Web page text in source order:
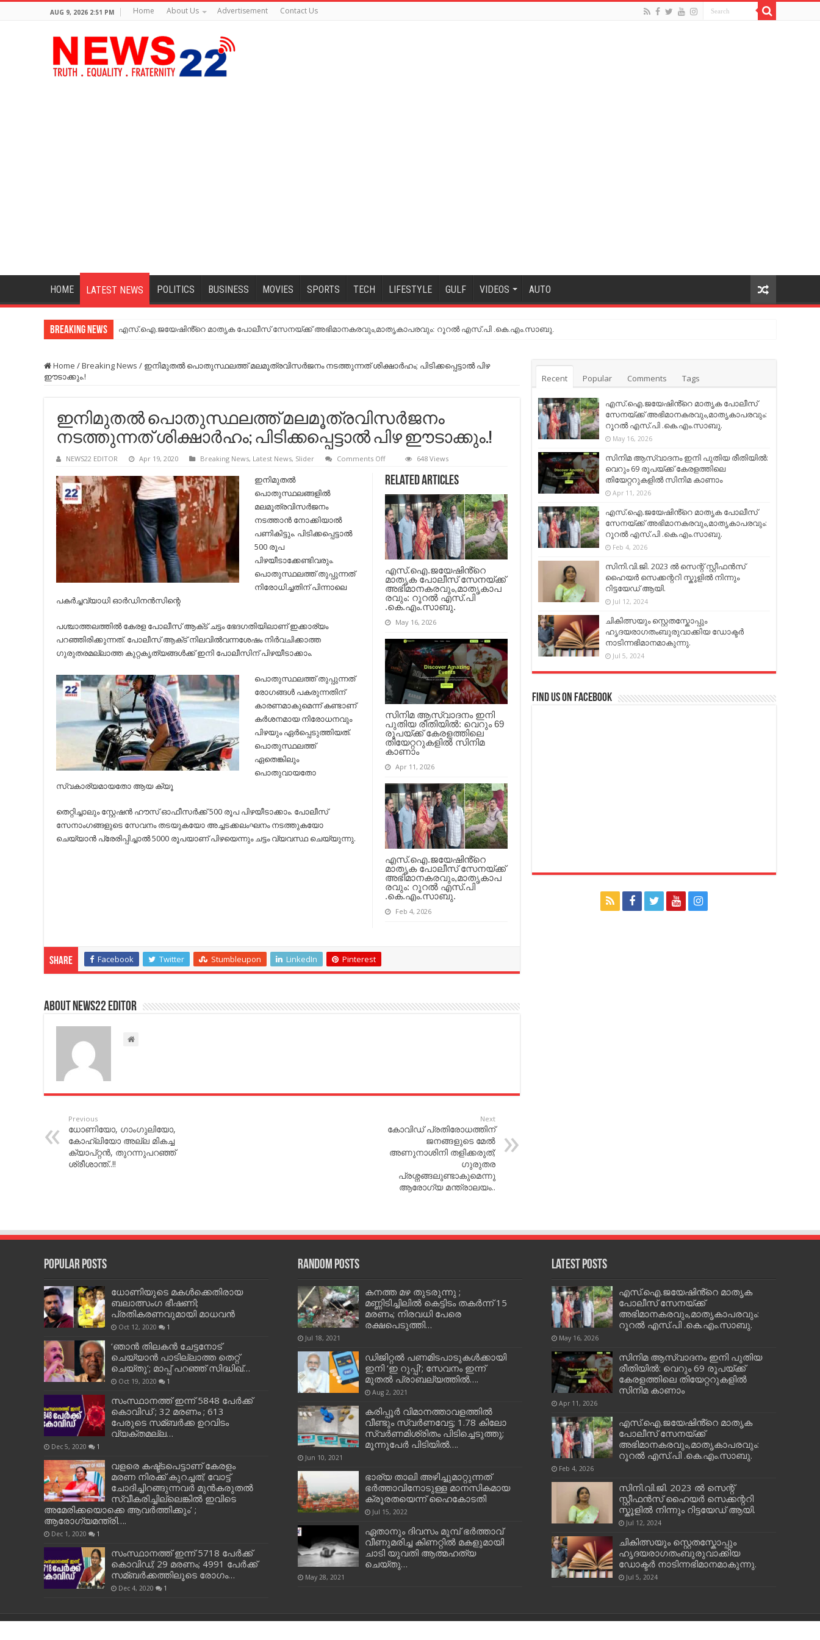
AUG 9, 2026 2:51 PM Home About Us Advertisement Contact Us
HOME LATEST NEWS POLITICS BUSINESS MOVIES SPORTS TECH LIFESTYLE GULF VIDEOS AUTO
Breaking News എസ്.ഐ.ജയേഷിൻ്റെ മാതൃക പോലീസ് സേനയ്ക്ക് അഭിമാനകരവും,മാതൃകാപരവും: റൂറൽ എസ്.പി .കെ.എം.സാബു.
Home /Breaking News / ഇനിമുതല്‍ പൊതുസ്ഥലത്ത് മലമൂത്രവിസര്‍ജനം നടത്തുന്നത് ശിക്ഷാര്‍ഹം; പിടിക്കപ്പെട്ടാല്‍ പിഴ
ഈടാക്കും.!
ഇനിമുതല്‍ പൊതുസ്ഥലത്ത് മലമൂത്രവിസര്‍ജനം
നടത്തുന്നത് ശിക്ഷാര്‍ഹം; പിടിക്കപ്പെട്ടാല്‍ പിഴ ഈടാക്കും.!
NEWS22 EDITOR Apr 19, 2020 Breaking News, Latest News, Slider Comments Offon
പൊതുസ്ഥലത്ത്
മലമൂത്രവിസര്‍ജനം
നടത്തുന്നത്
ശിക്ഷാര്‍ഹം;
പിടിക്കപ്പെട്ടാല്‍
പിഴ
ഈടാക്കും.!
648 Views
Related Articles
എസ്.ഐ.ജയേഷിൻ്റെ
മാതൃക പോലീസ് സേനയ്ക്ക്
അഭിമാനകരവും,മാതൃകാപ
രവും: റൂറൽ എസ്.പി
.കെ.എം.സാബു.
May 16, 2026
സിനിമ ആസ്വാദനം ഇനി
പുതിയ രീതിയിൽ: വെറും 69
രൂപയ്ക്ക് കേരളത്തിലെ
തിയേറ്ററുകളിൽ സിനിമ
കാണാം
Apr 11, 2026
എസ്.ഐ.ജയേഷിൻ്റെ
മാതൃക പോലീസ് സേനയ്ക്ക്
അഭിമാനകരവും,മാതൃകാപ
രവും: റൂറൽ എസ്.പി
.കെ.എം.സാബു.
Feb 4, 2026
ഇനിമുതല്‍
പൊതുസ്ഥലങ്ങളില്‍
മലമൂത്രവിസര്‍ജനം
നടത്താന്‍ നോക്കിയാല്‍
പണികിട്ടും. പിടിക്കപ്പെട്ടാല്‍
500 രൂപ
പിഴയീടാക്കേണ്ടിവരും.
പൊതുസ്ഥലത്ത് തുപ്പുന്നത്
നിരോധിച്ചതിന് പിന്നാലെ
പകര്‍ച്ചവ്യാധി ഓര്‍ഡിനന്‍സിന്റെ
പശ്ചാത്തലത്തില്‍ കേരള പോലീസ് ആക്‌ട് ചട്ടം ഭേദഗതിയിലാണ് ഇക്കാര്യം
പറഞ്ഞിരിക്കുന്നത്. പോലീസ് ആക്‌ട് നിലവില്‍വന്നശേഷം നിര്‍വചിക്കാത്ത
ഗുരുതരമല്ലാത്ത കുറ്റകൃത്യങ്ങള്‍ക്ക് ഇനി പോലീസിന് പിഴയീടാക്കാം.
പൊതുസ്ഥലത്ത് തുപ്പുന്നത്
രോഗങ്ങള്‍ പകരുന്നതിന്
കാരണമാകുമെന്ന് കണ്ടാണ്
കര്‍ശനമായ നിരോധനവും
പിഴയും ഏര്‍പ്പെടുത്തിയത്.
പൊതുസ്ഥലത്ത്
ഏതെങ്കിലും
പൊതുവായതോ
സ്വകാര്യമായതോ ആയ ക്യൂ
തെറ്റിച്ചാലും സ്റ്റേഷന്‍ ഹൗസ് ഓഫീസര്‍ക്ക് 500 രൂപ പിഴയീടാക്കാം. പോലീസ്
സേനാംഗങ്ങളുടെ സേവനം തടയുകയോ അച്ചടക്കലംഘനം നടത്തുകയോ
ചെയ്യാന്‍ പ്രേരിപ്പിച്ചാല്‍ 5000 രൂപയാണ് പിഴയെന്നും ചട്ടം വ്യവസ്ഥ ചെയ്യുന്നു.
Share Facebook Twitter Stumbleupon LinkedIn Pinterest
About NEWS22 EDITOR
Previous
ധോണിയോ, ഗാംഗുലിയോ,
കോഹ്‌ലിയോ അല്ല മികച്ച
ക്യാപ്റ്റന്‍, തുറന്നുപറഞ്ഞ്
ശ്രീശാന്ത്..!!
Next
കോവിഡ് പ്രതിരോധത്തിന്
ജനങ്ങളുടെ മേല്‍
അണുനാശിനി തളിക്കരുത്;
ഗുരുതര
പ്രശ്നങ്ങലുണ്ടാകുമെന്നു
ആരോഗ്യ മന്ത്രാലയം..
Recent Popular Comments Tags
എസ്.ഐ.ജയേഷിൻ്റെ മാതൃക പോലീസ്
സേനയ്ക്ക് അഭിമാനകരവും,മാതൃകാപരവും:
റൂറൽ എസ്.പി .കെ.എം.സാബു.
May 16, 2026
സിനിമ ആസ്വാദനം ഇനി പുതിയ രീതിയിൽ:
വെറും 69 രൂപയ്ക്ക് കേരളത്തിലെ
തിയേറ്ററുകളിൽ സിനിമ കാണാം
Apr 11, 2026
എസ്.ഐ.ജയേഷിൻ്റെ മാതൃക പോലീസ്
സേനയ്ക്ക് അഭിമാനകരവും,മാതൃകാപരവും:
റൂറൽ എസ്.പി .കെ.എം.സാബു.
Feb 4, 2026
സിനി.വി.ജി. 2023 ൽ സെന്റ് സ്റ്റീഫൻസ്
ഹൈയർ സെക്കന്ററി സ്കൂളിൽ നിന്നും
റിട്ടയേഡ് ആയി.
Jul 12, 2024
ചികിത്സയും സ്റ്റെതസ്കോപ്പും
ഹൃദയരാഗതംബുരുവാക്കിയ ഡോക്ടർ
നാടിന്നഭിമാനമാകുന്നു.
Jul 5, 2024
Find us on Facebook
Popular Posts
ധോണിയുടെ മകള്‍ക്കെതിരായ
ബലാത്സംഗ ഭീഷണി;
പ്രതികരണവുമായി മാധവന്‍
Oct 12, 2020 1
‘ഞാന്‍ തിലകന്‍ ചേട്ടനോട്
ചെയ്യാന്‍ പാടില്ലാത്ത തെറ്റ്
ചെയ്തു’; മാപ്പ് പറഞ്ഞ് സിദ്ധിഖ്…
Oct 19, 2020 1
സംസ്ഥാനത്ത് ഇന്ന് 5848 പേര്‍ക്ക്
കൊവി‌ഡ് ; 32 മരണം ; 613
പേരുടെ സമ്ബര്‍ക്ക ഉറവിടം
വ്യക്തമല്ല…
Dec 5, 2020 1
വളരെ കഷ്ട്ടപെട്ടാണ് കേരളം
മരണ നിരക്ക് കുറച്ചത്; വോട്ട്
ചോദിച്ചിറങ്ങുന്നവർ മുൻകരുതൽ
സ്വീകരിച്ചില്ലെങ്കിൽ ഇവിടെ
അമേരിക്കയൊക്കെ ആവർത്തിക്കും’ ;
ആരോഗ്യമന്ത്രി….
Dec 1, 2020 1
സംസ്ഥാനത്ത് ഇന്ന് 5718 പേര്‍ക്ക്
കൊവിഡ്; 29 മരണം; 4991 പേര്‍ക്ക്
സമ്ബര്‍ക്കത്തിലൂടെ രോഗം…
Dec 4, 2020 1
Random Posts
കനത്ത മഴ തുടരുന്നു ;
മണ്ണിടിച്ചിലിൽ കെട്ടിടം തകര്‍ന്ന് 15
മരണം; നിരവധി പേരെ
രക്ഷപെടുത്തി…
Jul 18, 2021
ഡിജിറ്റല്‍ പണമിടപാടുകള്‍ക്കായി
ഇനി ‘ഇ റുപ്പി’; സേവനം ഇന്ന്
മുതല്‍ പ്രാബല്യത്തില്‍….
Aug 2, 2021
കരിപ്പൂര്‍ വിമാനത്താവളത്തില്‍
വീണ്ടും സ്വര്‍ണവേട്ട; 1.78 കിലോ
സ്വര്‍ണമിശ്രിതം പിടിച്ചെടുത്തു;
മൂന്നുപേർ പിടിയിൽ….
Jun 10, 2021
ഭാര്യ താലി അഴിച്ചുമാറ്റുന്നത്
ഭര്‍ത്താവിനോടുള്ള മാനസികമായ
ക്രൂരതയെന്ന് ഹൈകോടതി
Jul 15, 2022
ഏതാനും ദിവസം മുമ്പ് ഭര്‍ത്താവ്
വീണുമരിച്ച കിണറ്റില്‍ മകളുമായി
ചാടി യുവതി ആത്മഹത്യ
ചെയ്തു…
May 28, 2021
Latest Posts
എസ്.ഐ.ജയേഷിൻ്റെ മാതൃക
പോലീസ് സേനയ്ക്ക്
അഭിമാനകരവും,മാതൃകാപരവും:
റൂറൽ എസ്.പി .കെ.എം.സാബു.
May 16, 2026
സിനിമ ആസ്വാദനം ഇനി പുതിയ
രീതിയിൽ: വെറും 69 രൂപയ്ക്ക്
കേരളത്തിലെ തിയേറ്ററുകളിൽ
സിനിമ കാണാം
Apr 11, 2026
എസ്.ഐ.ജയേഷിൻ്റെ മാതൃക
പോലീസ് സേനയ്ക്ക്
അഭിമാനകരവും,മാതൃകാപരവും:
റൂറൽ എസ്.പി .കെ.എം.സാബു.
Feb 4, 2026
സിനി.വി.ജി. 2023 ൽ സെന്റ്
സ്റ്റീഫൻസ് ഹൈയർ സെക്കന്ററി
സ്കൂളിൽ നിന്നും റിട്ടയേഡ് ആയി.
Jul 12, 2024
ചികിത്സയും സ്റ്റെതസ്കോപ്പും
ഹൃദയരാഗതംബുരുവാക്കിയ
ഡോക്ടർ നാടിന്നഭിമാനമാകുന്നു.
Jul 5, 2024